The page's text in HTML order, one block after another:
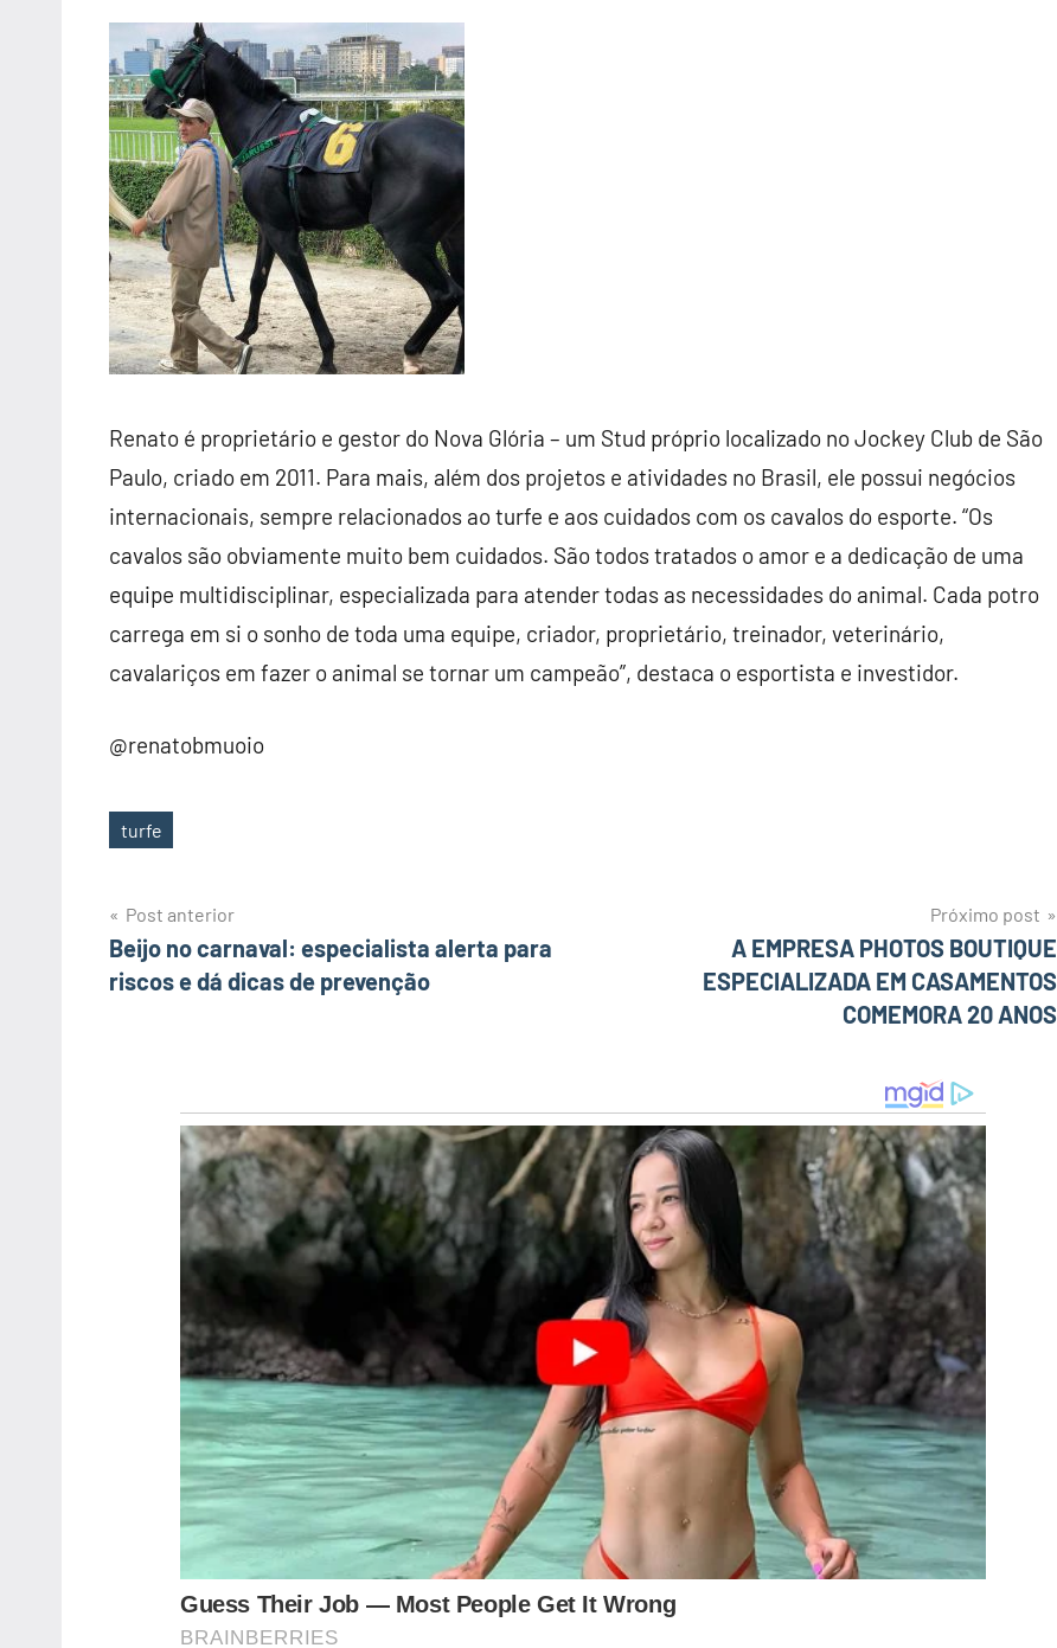
Renato é proprietário e gestor do Nova Glória – um Stud próprio localizado no Jockey Club de São
Paulo, criado em 2011. Para mais, além dos projetos e atividades no Brasil, ele possui negócios
internacionais, sempre relacionados ao turfe e aos cuidados com os cavalos do esporte. “Os
cavalos são obviamente muito bem cuidados. São todos tratados o amor e a dedicação de uma
equipe multidisciplinar, especializada para atender todas as necessidades do animal. Cada potro
carrega em si o sonho de toda uma equipe, criador, proprietário, treinador, veterinário,
cavalariços em fazer o animal se tornar um campeão”, destaca o esportista e investidor.
@renatobmuoio
Tags
turfe
Navegação
de
Post anterior
Beijo no carnaval: especialista alerta para
riscos e dá dicas de prevenção
Próximo post
A EMPRESA PHOTOS BOUTIQUE
ESPECIALIZADA EM CASAMENTOS
COMEMORA 20 ANOS